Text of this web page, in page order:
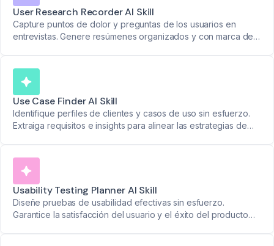
User Research Recorder AI Skill
Capture puntos de dolor y preguntas de los usuarios en
entrevistas. Genere resúmenes organizados y con marca de
Use Case Finder AI Skill
Identifique perfiles de clientes y casos de uso sin esfuerzo.
Extraiga requisitos e insights para alinear las estrategias de
Usability Testing Planner AI Skill
Diseñe pruebas de usabilidad efectivas sin esfuerzo.
Garantice la satisfacción del usuario y el éxito del producto